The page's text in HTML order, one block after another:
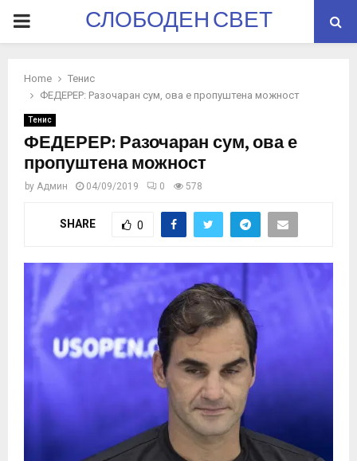
PRIMARYСЛОБОДЕН СВЕТ
Home
Тенис
ФЕДЕРЕР: Разочаран сум, ова е пропуштена можност
Тенис
ФЕДЕРЕР: Разочаран сум, ова е
пропуштена можност
by Админ 04/09/2019 0 578
SHARE 0